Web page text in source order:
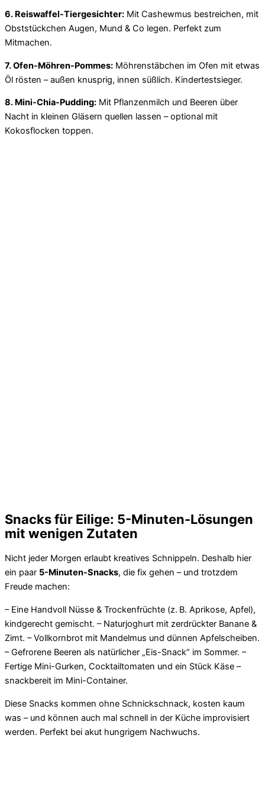
6. Reiswaffel-Tiergesichter: Mit Cashewmus bestreichen, mit
Obststückchen Augen, Mund & Co legen. Perfekt zum
Mitmachen.
7. Ofen-Möhren-Pommes: Möhrenstäbchen im Ofen mit etwas
Öl rösten – außen knusprig, innen süßlich. Kindertestsieger.
8. Mini-Chia-Pudding: Mit Pflanzenmilch und Beeren über
Nacht in kleinen Gläsern quellen lassen – optional mit
Kokosflocken toppen.
Snacks für Eilige: 5-Minuten-Lösungen
mit wenigen Zutaten
Nicht jeder Morgen erlaubt kreatives Schnippeln. Deshalb hier
ein paar 5-Minuten-Snacks, die fix gehen – und trotzdem
Freude machen:
– Eine Handvoll Nüsse & Trockenfrüchte (z. B. Aprikose, Apfel),
kindgerecht gemischt. – Naturjoghurt mit zerdrückter Banane &
Zimt. – Vollkornbrot mit Mandelmus und dünnen Apfelscheiben.
– Gefrorene Beeren als natürlicher „Eis-Snack“ im Sommer. –
Fertige Mini-Gurken, Cocktailtomaten und ein Stück Käse –
snackbereit im Mini-Container.
Diese Snacks kommen ohne Schnickschnack, kosten kaum
was – und können auch mal schnell in der Küche improvisiert
werden. Perfekt bei akut hungrigem Nachwuchs.